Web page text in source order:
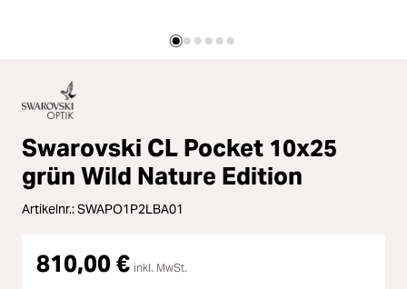
Loading... Zubehör
Loading... Licht & Studio
Loading... Bildbearbeitung
Ferngläser
Swarovski CL Pocket 10x25
grün Wild Nature Edition
Artikelnr.:SWAPO1P2LBA01
810,00 € inkl. MwSt.